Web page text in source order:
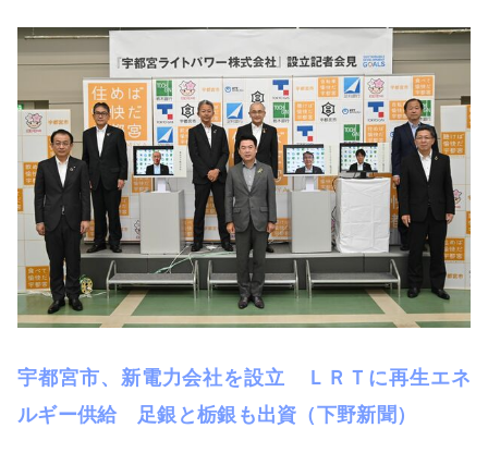
宇都宮市、新電力会社を設立 ＬＲＴに再生エネ
ルギー供給 足銀と栃銀も出資（下野新聞）